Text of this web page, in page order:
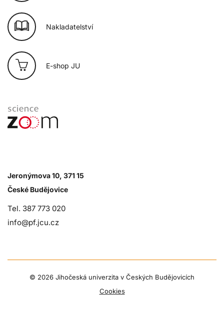
Nakladatelství
E-shop JU
Jeronýmova 10, 371 15
České Budějovice
Tel. 387 773 020
info@pf.jcu.cz
© 2026 Jihočeská univerzita v Českých Budějovicích
Cookies